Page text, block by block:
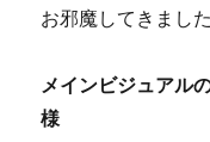
お邪魔してきました
メインビジュアル
様